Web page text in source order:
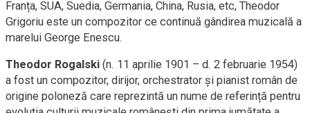
Franța, SUA, Suedia, Germania, China, Rusia, etc, Theodor
Grigoriu este un compozitor ce continuă gândirea muzicală a
marelui George Enescu.
Theodor Rogalski (n. 11 aprilie 1901 – d. 2 februarie 1954)
a fost un compozitor, dirijor, orchestrator și pianist român de
origine poloneză care reprezintă un nume de referință pentru